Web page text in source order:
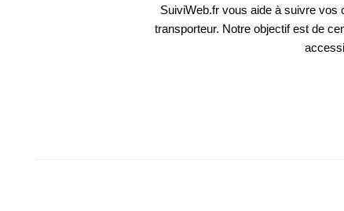
SuiviWeb.fr vous aide à suivre vos
transporteur. Notre objectif est de